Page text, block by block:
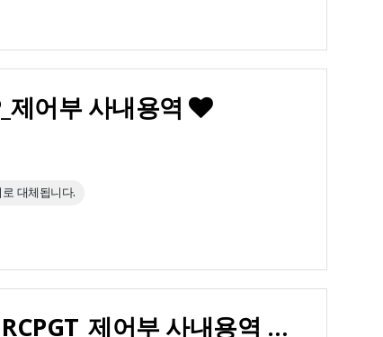
제어부 사내용역
대체됩니다.
GWA Sherman New Factory AMHS Ph.1 RCPGT_제어부 사내용역